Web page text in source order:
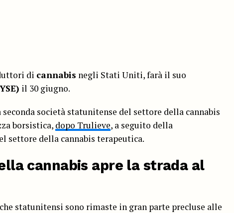
di cannabis negli Stati Uniti, farà il suo
il 30 giugno.
società statunitense del settore della cannabis
borsistica, dopo Trulieve, a seguito della
settore della cannabis terapeutica.
cannabis apre la strada al
statunitensi sono rimaste in gran parte precluse alle